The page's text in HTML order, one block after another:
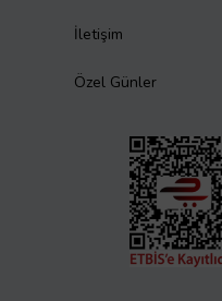
İletişim
Özel Günler